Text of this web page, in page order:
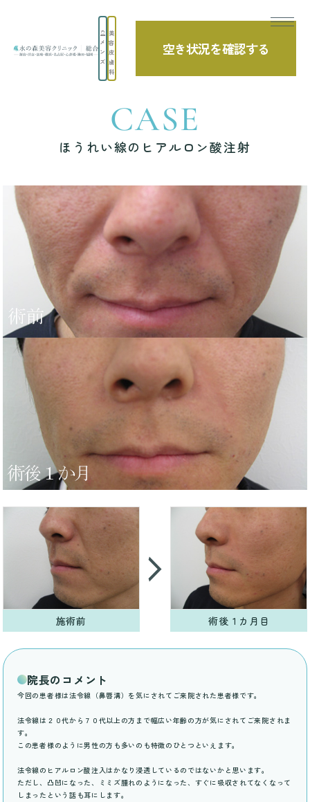
メ
ン
ズ
美
容
皮
膚
科
空き状況を確認する
TOP 症例写真 ほうれい線のヒアルロン酸注射
CASE
ほうれい線のヒアルロン酸注射
施術前 術後１カ月目
院長のコメント
今回の患者様は法令線（鼻唇溝）を気にされてご来院された患者様です。
法令線は２０代から７０代以上の方まで幅広い年齢の方が気にされてご来院されま
す。
この患者様のように男性の方も多いのも特徴のひとつといえます。
法令線のヒアルロン酸注入はかなり浸透しているのではないかと思います。
ただし、凸凹になった、ミミズ腫れのようになった、すぐに吸収されてなくなって
しまったという話も耳にします。